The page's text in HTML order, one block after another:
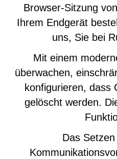
Browser-Sitzung
Ihrem Endgerät
uns, Sie bei
Mit einem
überwachen,
konfigurieren, dass
gelöscht werden.
Das